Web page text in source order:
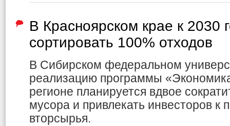
В Красноярском крае к 2030
сортировать 100% отходов
В Сибирском федеральном
реализацию программы
регионе планируется вдвое
мусора и привлекать инвесторов к
вторсырья.